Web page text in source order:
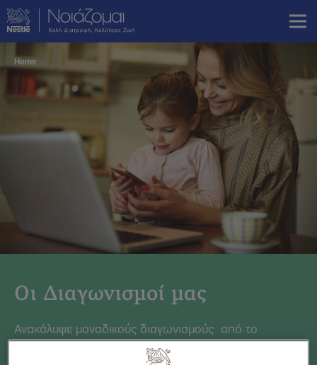
Skip
to
main
content
Breadcrumb
Home
Οι Διαγωνισμοί μας
Ανακάλυψε μοναδικούς διαγωνισμούς από το
«Νοιάζομαι» για να κερδίζεις ακόμα περισσότερο!